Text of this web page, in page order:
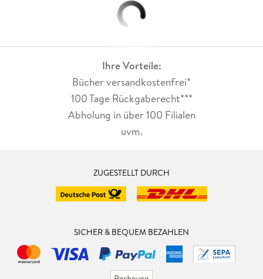
Ihre Vorteile:
Bücher versandkostenfrei*
100 Tage Rückgaberecht***
Abholung in über 100 Filialen
uvm.
ZUGESTELLT DURCH
SICHER & BEQUEM BEZAHLEN